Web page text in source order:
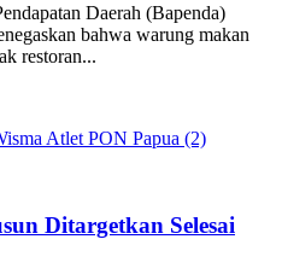
Daerah (Bapenda)
bahwa warung makan
restoran...
Ditargetkan Selesai